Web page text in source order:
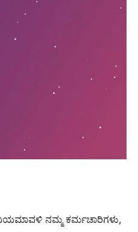
ನಿಯಮಾವಳಿ ನಮ್ಮ ಕರ್ಮಚಾರಿಗಳು,